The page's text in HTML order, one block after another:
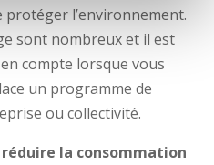
l’environnement.
sont nombreux et il est
compte lorsque vous
un programme de
ou collectivité.
réduire la consommation